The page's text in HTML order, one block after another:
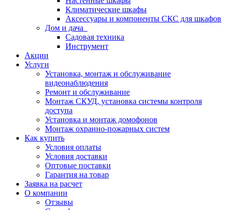
Климатические шкафы
Аксессуары и компоненты СКС для шкафов
Дом и дача
Садовая техника
Инструмент
Акции
Услуги
Установка, монтаж и обслуживание
видеонаблюдения
Ремонт и обслуживание
Монтаж СКУД, установка системы контроля
доступа
Установка и монтаж домофонов
Монтаж охранно-пожарных систем
Как купить
Условия оплаты
Условия доставки
Оптовые поставки
Гарантия на товар
Заявка на расчет
О компании
Отзывы